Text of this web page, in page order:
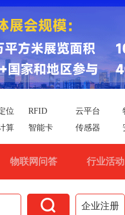
位 RFID 云平台
算
智能卡 传感器
物联网问答 行业活动
 企业注册